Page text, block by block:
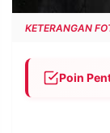
PENGADUAN
KETERANGAN
Poin